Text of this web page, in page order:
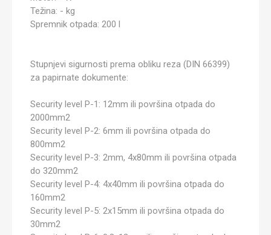
Težina: - kg
Spremnik otpada: 200 l
Stupnjevi sigurnosti prema obliku reza (DIN 66399)
za papirnate dokumente:
Security level P-1: 12mm ili površina otpada do
2000mm2
Security level P-2: 6mm ili površina otpada do
800mm2
Security level P-3: 2mm, 4x80mm ili površina otpada
do 320mm2
Security level P-4: 4x40mm ili površina otpada do
160mm2
Security level P-5: 2x15mm ili površina otpada do
30mm2